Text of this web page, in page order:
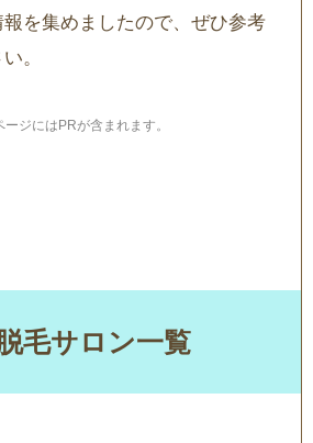
を集めましたので、ぜひ参考
。
ジにはPRが含まれます。
毛サロン一覧